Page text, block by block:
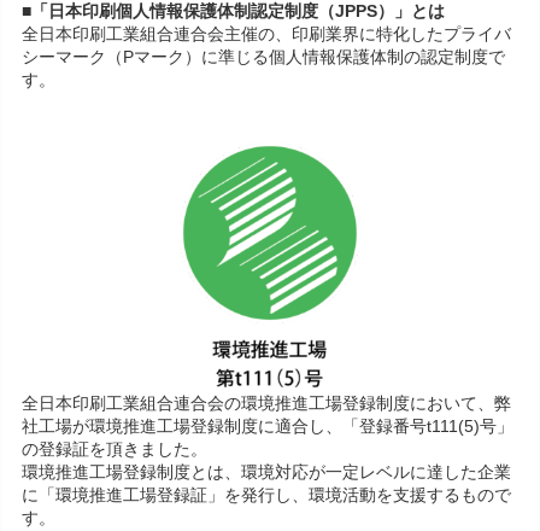
■「日本印刷個人情報保護体制認定制度（JPPS）」とは
全日本印刷工業組合連合会主催の、印刷業界に特化したプライバ
シーマーク（Pマーク）に準じる個人情報保護体制の認定制度で
す。
全日本印刷工業組合連合会の環境推進工場登録制度において、弊
社工場が環境推進工場登録制度に適合し、「登録番号t111(5)号」
の登録証を頂きました。
環境推進工場登録制度とは、環境対応が一定レベルに達した企業
に「環境推進工場登録証」を発行し、環境活動を支援するもので
す。